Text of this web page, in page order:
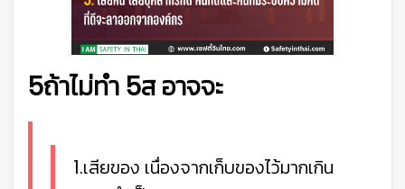
5ถ้าไม่ทำ 5ส อาจจะ
1.เสียของ เนื่องจากเก็บของไว้มากเกิน